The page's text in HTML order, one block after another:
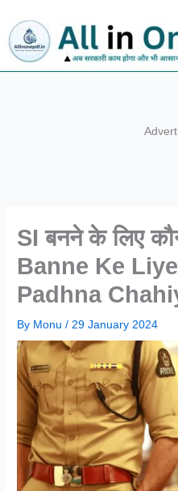
content
SI बनने के लिए
Banne Ke
Padhna
By Monu/ 29 January 2024